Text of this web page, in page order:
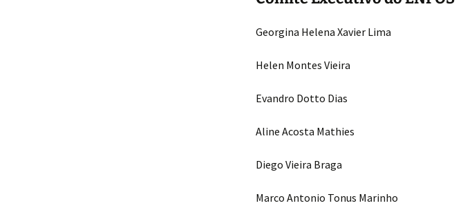
Georgina Helena Xavier Lima
Helen Montes Vieira
Evandro Dotto Dias
Aline Acosta Mathies
Diego Vieira Braga
Marco Antonio Tonus Marinho